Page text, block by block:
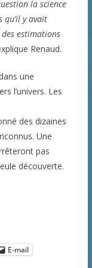
la science
qu’il y avait
estimations
Renaud.
une
l’univers. Les
des dizaines
Une
pas
découverte.
E-mail